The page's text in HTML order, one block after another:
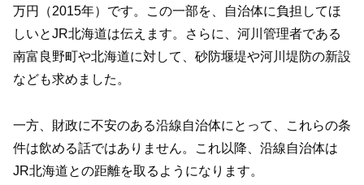
万円（2015年）です。この一部を、自治体に負担してほ
しいとJR北海道は伝えます。さらに、河川管理者である
南富良野町や北海道に対して、砂防堰堤や河川堤防の新設
なども求めました。
一方、財政に不安のある沿線自治体にとって、これらの条
件は飲める話ではありません。これ以降、沿線自治体は
JR北海道との距離を取るようになります。